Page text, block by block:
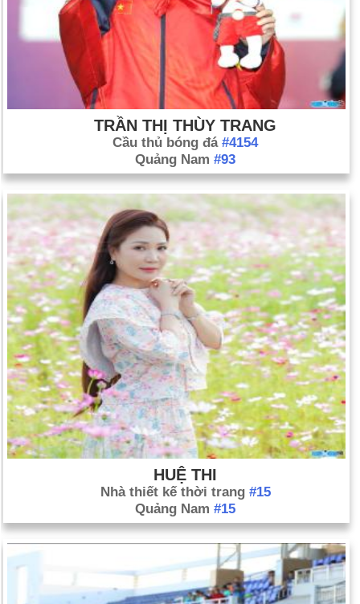
TRẦN THỊ THÙY TRANG
Cầu thủ bóng đá #4154
Quảng Nam #93
HUỆ THI
Nhà thiết kế thời trang #15
Quảng Nam #15